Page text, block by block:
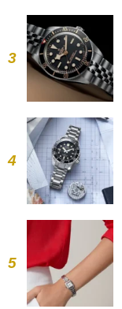
3
4
5